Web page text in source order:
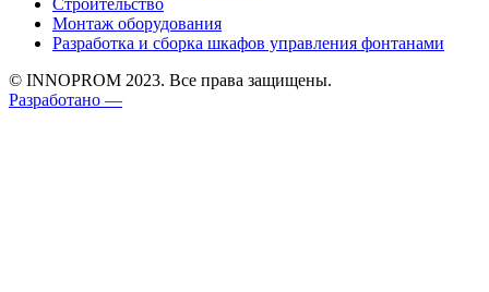
Строительство
Монтаж оборудования
Разработка и сборка шкафов управления фонтанами
© INNOPROM 2023. Все права защищены.
Разработано —